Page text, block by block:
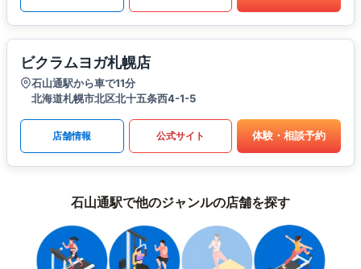
ビクラムヨガ札幌店
石山通駅から車で11分
北海道札幌市北区北十五条西4-1-5
店舗情報 公式サイト 体験・相談予約
石山通駅で他のジャンルの店舗を探す